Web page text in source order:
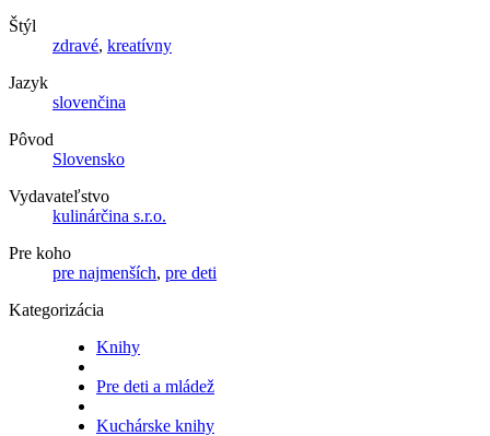
Štýl
zdravé, kreatívny
Jazyk
slovenčina
Pôvod
Slovensko
Vydavateľstvo
kulinárčina s.r.o.
Pre koho
pre najmenších, pre deti
Kategorizácia
Knihy
Pre deti a mládež
Kuchárske knihy